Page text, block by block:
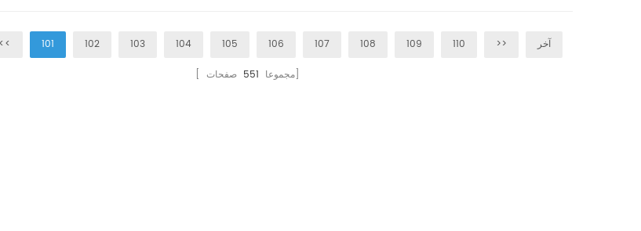
<< 101 102 103 104 105 106 107 108 109 110 >> آخر
[ مجموعا 551 صفحات]